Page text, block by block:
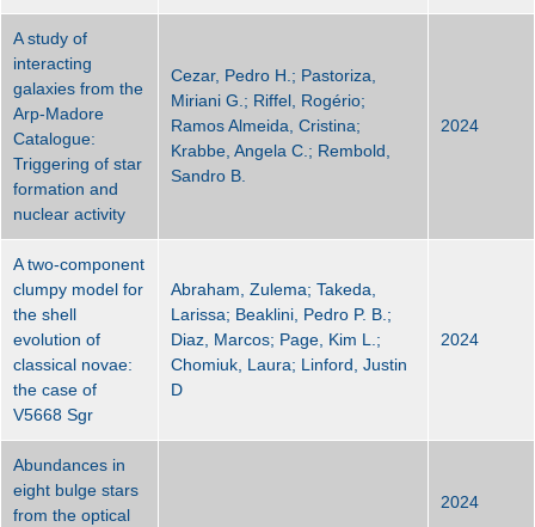
A study of
interacting
galaxies from the
Arp-Madore
Catalogue:
Triggering of star
formation and
nuclear activity
Cezar, Pedro H.; Pastoriza,
Miriani G.; Riffel, Rogério;
Ramos Almeida, Cristina;
Krabbe, Angela C.; Rembold,
Sandro B.
2024
A two-component
clumpy model for
the shell
evolution of
classical novae:
the case of
V5668 Sgr
Abraham, Zulema; Takeda,
Larissa; Beaklini, Pedro P. B.;
Diaz, Marcos; Page, Kim L.;
Chomiuk, Laura; Linford, Justin
D
2024
Abundances in
eight bulge stars
from the optical
2024